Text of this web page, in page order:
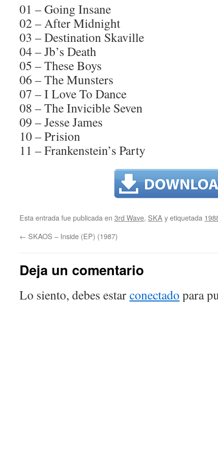
01 – Going Insane
02 – After Midnight
03 – Destination Skaville
04 – Jb’s Death
05 – These Boys
06 – The Munsters
07 – I Love To Dance
08 – The Invicible Seven
09 – Jesse James
10 – Prision
11 – Frankenstein’s Party
Esta entrada fue publicada en 3rd Wave, SKA y etiquetada
← SKAOS – Inside (EP) (1987)
Deja un comentario
Lo siento, debes estarconectado para